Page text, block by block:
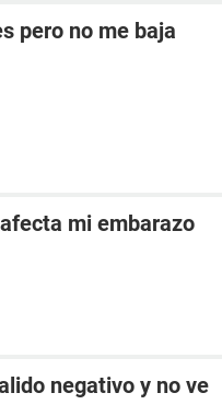
pero no me baja
mi embarazo
negativo y no ve